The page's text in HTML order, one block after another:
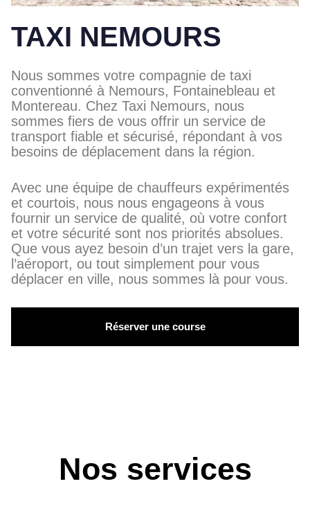
TAXI NEMOURS
Nous sommes votre compagnie de taxi
conventionné à Nemours, Fontainebleau et
Montereau. Chez Taxi Nemours, nous
sommes fiers de vous offrir un service de
transport fiable et sécurisé, répondant à vos
besoins de déplacement dans la région.
Avec une équipe de chauffeurs expérimentés
et courtois, nous nous engageons à vous
fournir un service de qualité, où votre confort
et votre sécurité sont nos priorités absolues.
Que vous ayez besoin d’un trajet vers la gare,
l’aéroport, ou tout simplement pour vous
déplacer en ville, nous sommes là pour vous.
Réserver une course
Nos services